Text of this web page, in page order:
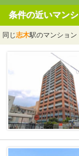
条件の近いマン
同じ志木駅のマンション